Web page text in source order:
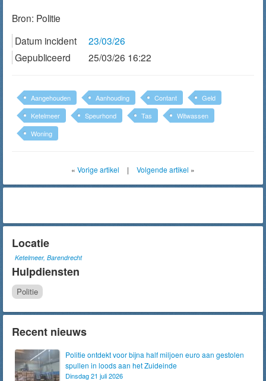
Bron: Politie
Datum incident
23/03/26
Gepubliceerd
25/03/26 16:22
Aangehouden Aanhouding Contant
Geld
Ketelmeer
Speurhond Tas
Witwassen
Woning
« Vorige artikel | Volgende artikel »
Locatie
Ketelmeer, Barendrecht
Hulpdiensten
Politie
Recent nieuws
Politie ontdekt voor bijna half miljoen euro aan gestolen
spullen in loods aan het Zuideinde
Dinsdag 21 juli 2026